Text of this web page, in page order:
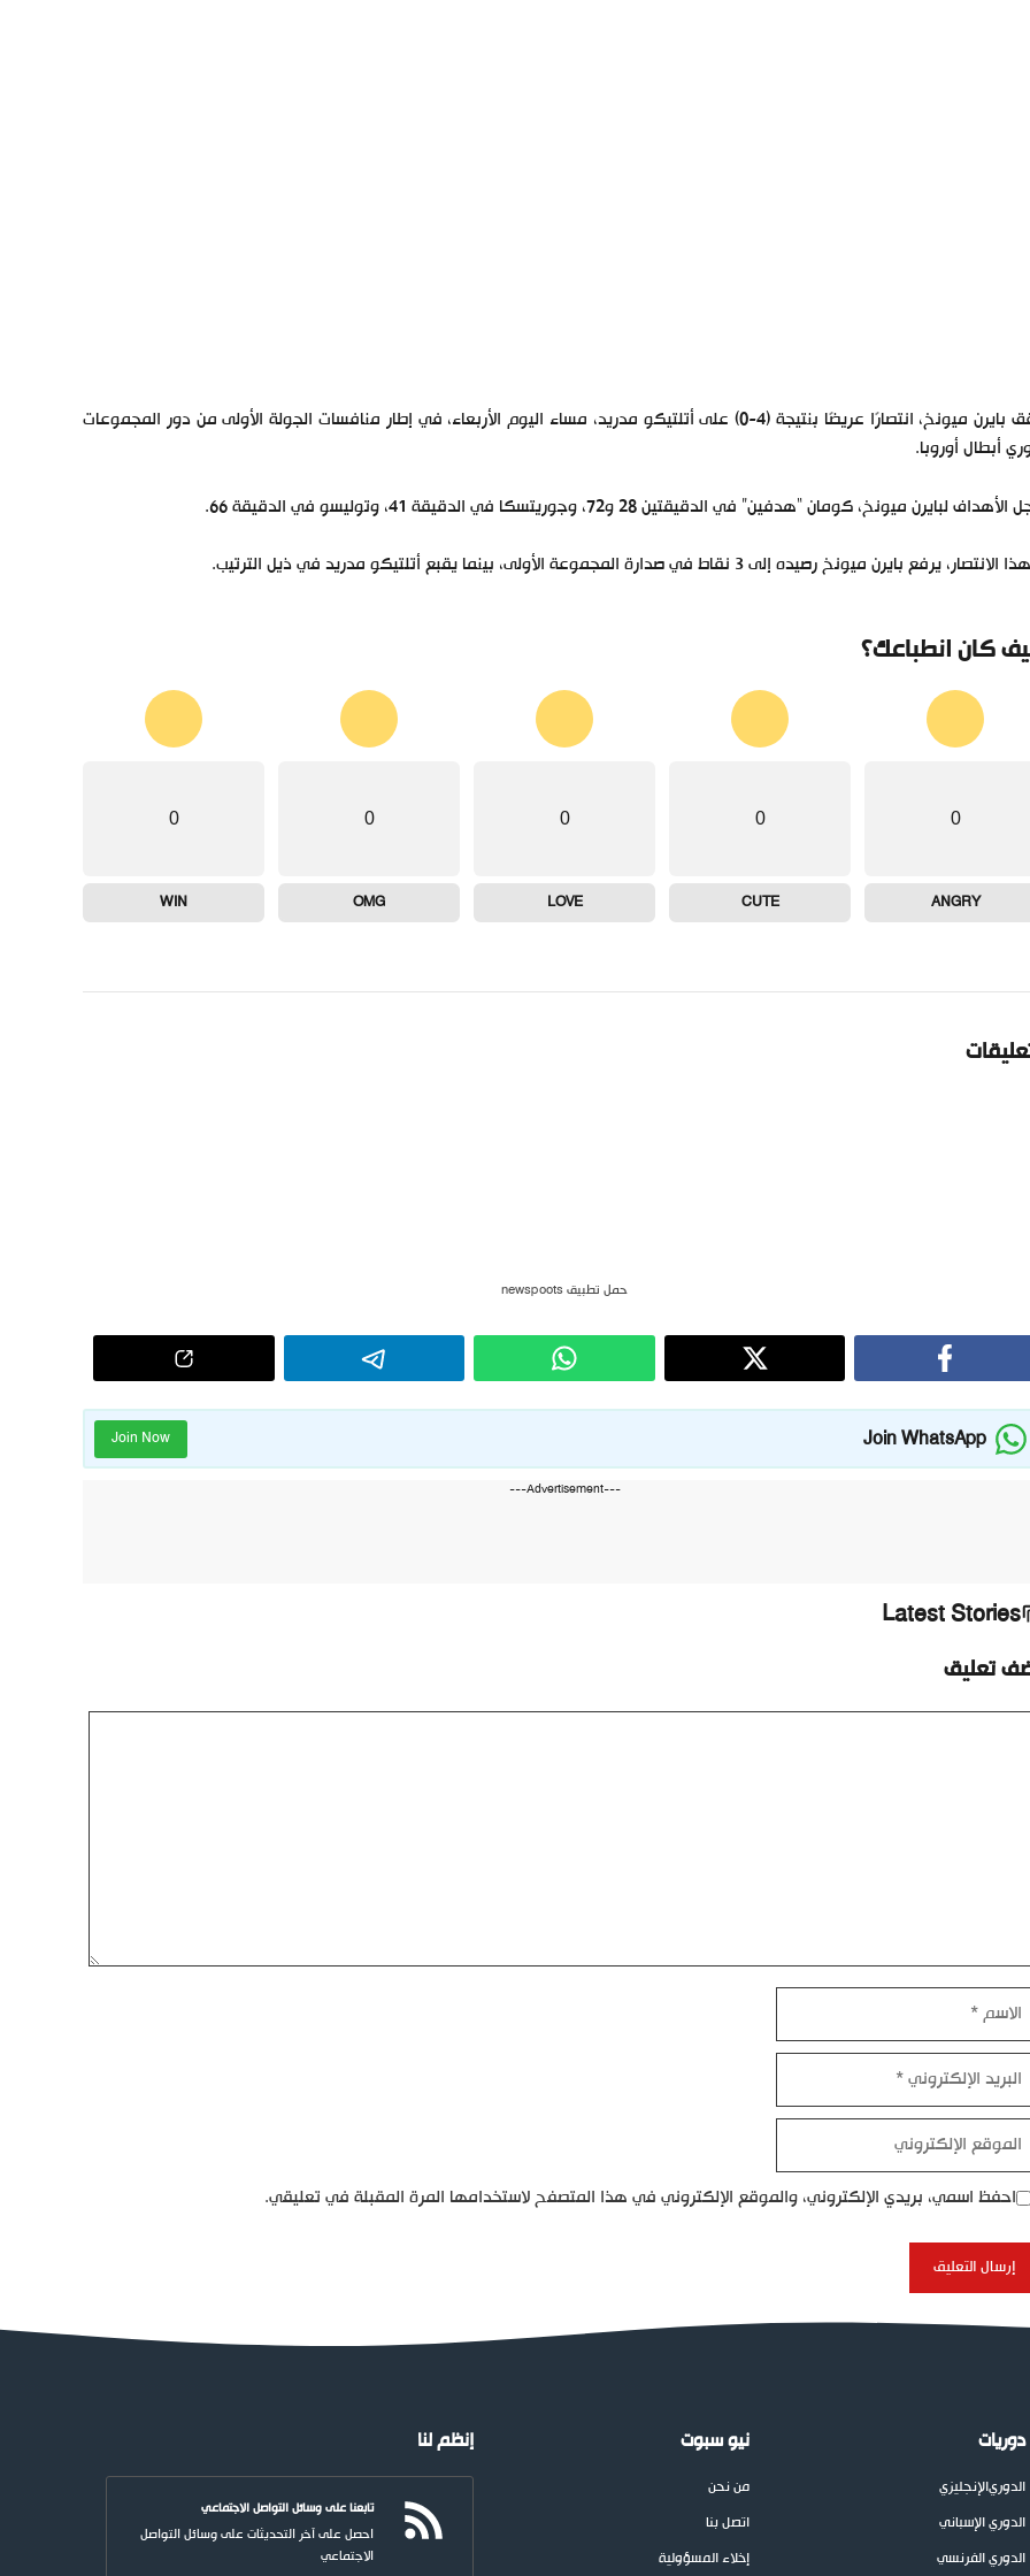
حقق بايرن ميونخ، انتصارًا عريضًا بنتيجة (4-0) على أتلتيكو مدريد، مساء اليوم الأربعاء، في إطار منافسات الجولة الأولى من دور المجموعات
أبطال أوروبا.
لبايرن ميونخ، كومان “هدفين” في الدقيقتين 28 و72، وجوريتسكا في الدقيقة 41، وتوليسو في الدقيقة 66.
يرفع بايرن ميونخ رصيده إلى 3 نقاط في صدارة المجموعة الأولى، بينما يقبع أتلتيكو مدريد في ذيل الترتيب.
كان انطباعك؟
0
ANGRY
0
CUTE
0
LOVE
0
OMG
0
WIN
حمل تطبيق newspoots
Join WhatsApp
Join Now
---Advertisement---
Latest Stories
تعليق
احفظ اسمي، بريدي الإلكتروني، والموقع الإلكتروني في هذا المتصفح لاستخدامها المرة المقبلة في تعليقي.
دوريات
الدوريالإنجليزي
الدوري الإسباني
الدوري الفرنسي
نيو سبوت
من نحن
اتصل بنا
إخلاء المسؤولية
إنظم لنا
تابعنا على وسائل التواصل الاجتماعي
احصل على آخر التحديثات على وسائل التواصل
الاجتماعي